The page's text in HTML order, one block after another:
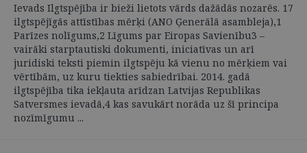
Ievads Ilgtspējība ir bieži lietots vārds dažādās nozarēs. 17
ilgtspējīgās attīstības mērķi (ANO Ģenerālā asambleja),1
Parīzes nolīgums,2 Līgums par Eiropas Savienību3 –
vairāki starptautiski dokumenti, iniciatīvas un arī
juridiski teksti piemin ilgtspēju kā vienu no mērķiem vai
vērtībām, uz kuru tiekties sabiedrībai. 2014. gadā
ilgtspējība tika iekļauta arīdzan Latvijas Republikas
Satversmes ievadā,4 kas savukārt norāda uz šī principa
nozīmīgumu ...